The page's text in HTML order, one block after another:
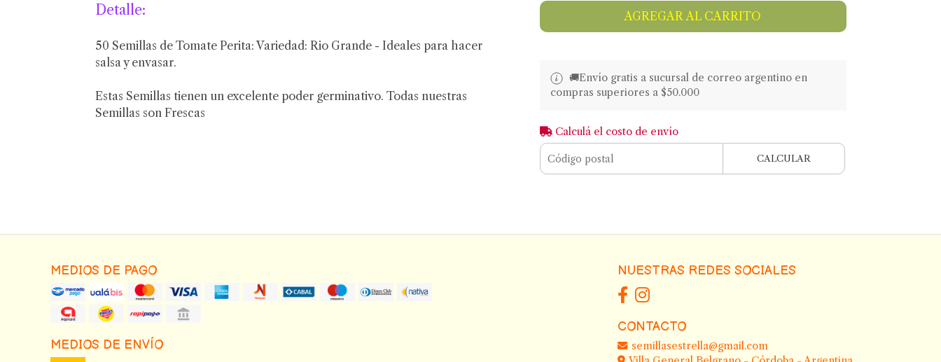
Detalle:
50 Semillas de Tomate Perita: Variedad: Rio Grande - Ideales para hacer
salsa y envasar.
Estas Semillas tienen un excelente poder germinativo. Todas nuestras
Semillas son Frescas
AGREGAR AL CARRITO
🚚​​Envío gratis a sucursal de correo argentino en
compras superiores a $50.000
Calculá el costo de envío
CALCULAR
MEDIOS DE PAGO
MEDIOS DE ENVÍO
NUESTRAS REDES SOCIALES
CONTACTO
semillasestrella@gmail.com